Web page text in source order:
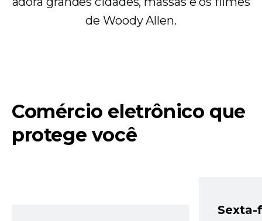
de Woody Allen.
Comércio eletrônico que
protege você
Sexta-